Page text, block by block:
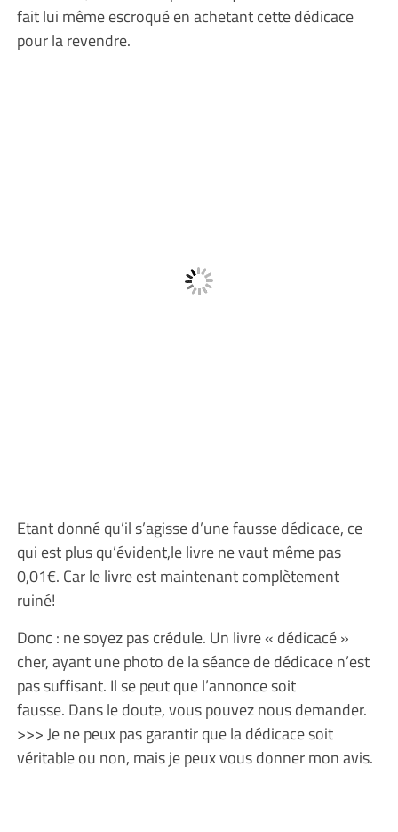
fait lui même escroqué en achetant cette dédicace
pour la revendre.
Etant donné qu’il s’agisse d’une fausse dédicace, ce
qui est plus qu’évident,le livre ne vaut même pas
0,01€. Car le livre est maintenant complètement
ruiné!
Donc : ne soyez pas crédule. Un livre « dédicacé »
cher, ayant une photo de la séance de dédicace n’est
pas suffisant. Il se peut que l’annonce soit
fausse. Dans le doute, vous pouvez nous demander.
>>> Je ne peux pas garantir que la dédicace soit
véritable ou non, mais je peux vous donner mon avis.